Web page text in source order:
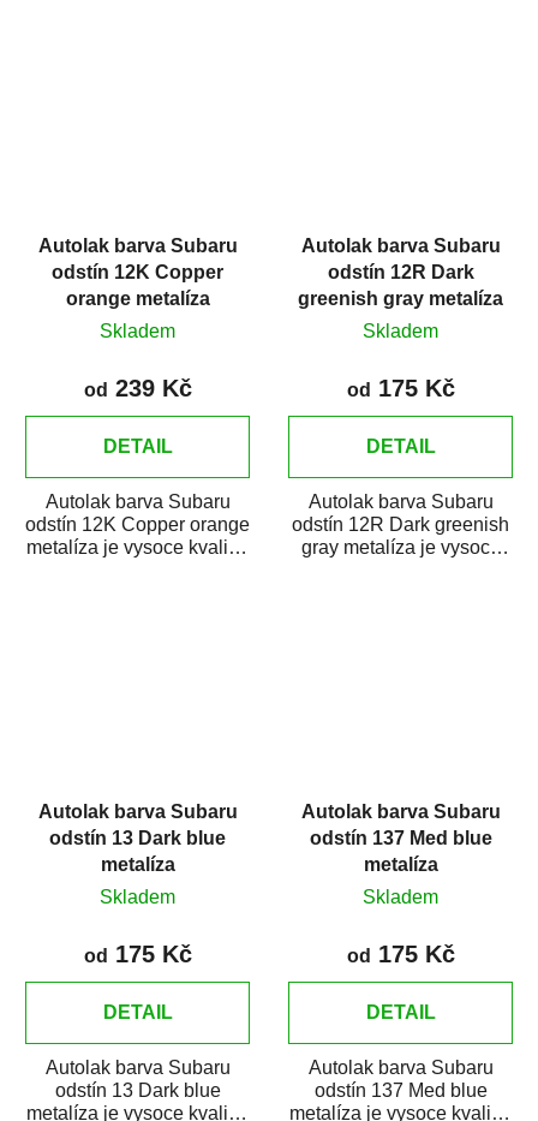
Autolak barva Subaru
odstín 12K Copper
orange metalíza
Skladem
od 239 Kč
DETAIL
Autolak barva Subaru
odstín 12K Copper orange
metalíza je vysoce kvalitní
Autolak barva Subaru
odstín 12R Dark
greenish gray metalíza
Skladem
od 175 Kč
DETAIL
Autolak barva Subaru
odstín 12R Dark greenish
gray metalíza je vysoce
Autolak barva Subaru
odstín 13 Dark blue
metalíza
Skladem
od 175 Kč
DETAIL
Autolak barva Subaru
odstín 13 Dark blue
metalíza je vysoce kvalitní
Autolak barva Subaru
odstín 137 Med blue
metalíza
Skladem
od 175 Kč
DETAIL
Autolak barva Subaru
odstín 137 Med blue
metalíza je vysoce kvalitní